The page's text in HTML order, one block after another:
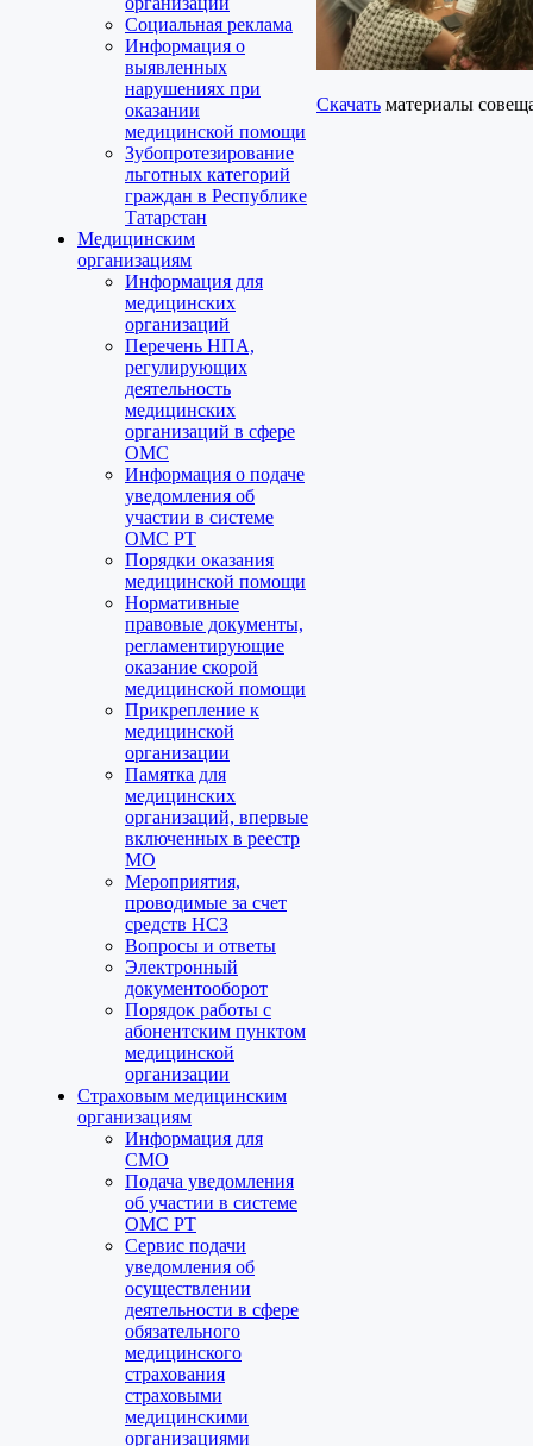
Социальная реклама
Информация о
выявленных
нарушениях при
оказании
медицинской помощи
Зубопротезирование
льготных категорий
граждан в Республике
Татарстан
Медицинским
организациям
Информация для
медицинских
организаций
Перечень НПА,
регулирующих
деятельность
медицинских
организаций в сфере
ОМС
Информация о подаче
уведомления об
участии в системе
ОМС РТ
Порядки оказания
медицинской помощи
Нормативные
правовые документы,
регламентирующие
оказание скорой
медицинской помощи
Прикрепление к
медицинской
организации
Памятка для
медицинских
организаций, впервые
включенных в реестр
МО
Мероприятия,
проводимые за счет
средств НСЗ
Вопросы и ответы
Электронный
документооборот
Порядок работы с
абонентским пунктом
медицинской
организации
Страховым медицинским
организациям
Информация для
СМО
Подача уведомления
об участии в системе
ОМС РТ
Сервис подачи
уведомления об
осуществлении
деятельности в сфере
обязательного
медицинского
страхования
страховыми
медицинскими
организациями
Скачать материалы